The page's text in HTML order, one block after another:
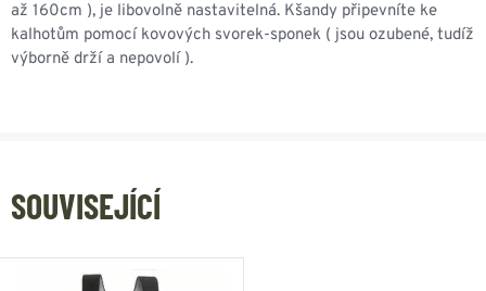
až 160cm ), je libovolně nastavitelná. Kšandy připevníte ke
kalhotům pomocí kovových svorek-sponek ( jsou ozubené, tudíž
výborně drží a nepovolí ).
SOUVISEJÍCÍ